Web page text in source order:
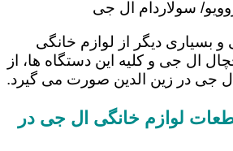
سولاردام ال جی
بسیاری دیگر از لوازم خانگی
ال جی و کلیه این دستگاه ها، از
جی در زین الدین صورت می گیرد.
لوازم خانگی ال جی در